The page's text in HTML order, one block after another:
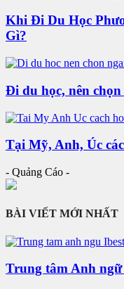
Khi Đi Du Học
Gì?
Đi du học, nên
Tại Mỹ, Anh, Úc
- Quảng Cáo -
BÀI VIẾT MỚI NHẤT
Trung tâm Anh ngữ